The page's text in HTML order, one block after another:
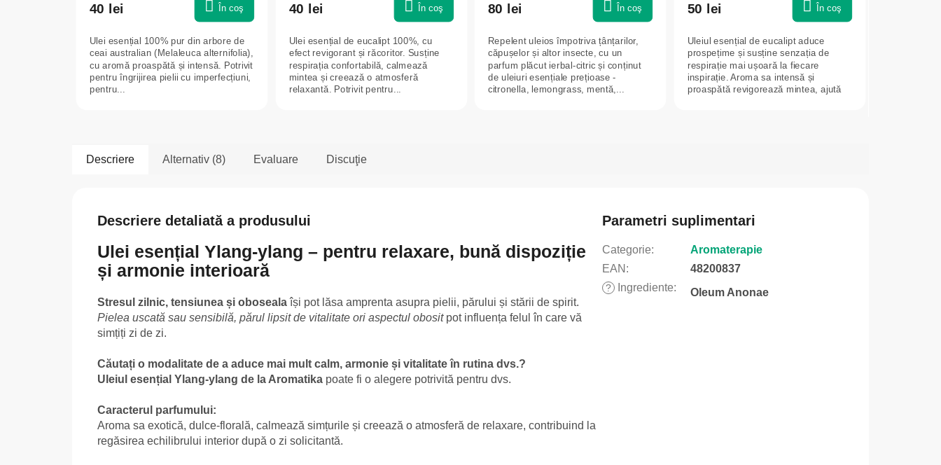
40 lei În coş
Ulei esențial 100% pur din arbore de
ceai australian (Melaleuca alternifolia),
cu aromă proaspătă și intensă. Potrivit
pentru îngrijirea pielii cu imperfecțiuni,
pentru...
40 lei În coş
Ulei esențial de eucalipt 100%, cu
efect revigorant și răcoritor. Susține
respirația confortabilă, calmează
mintea și creează o atmosferă
relaxantă. Potrivit pentru...
80 lei În coş
Repelent uleios împotriva țânțarilor,
căpușelor și altor insecte, cu un
parfum plăcut ierbal-citric și conținut
de uleiuri esențiale prețioase -
citronella, lemongrass, mentă,...
50 lei În coş
Uleiul esențial de eucalipt aduce
prospețime și susține senzația de
respirație mai ușoară la fiecare
inspirație. Aroma sa intensă și
proaspătă revigorează mintea, ajută
Descriere Alternativ (8) Evaluare Discuţie
Descriere detaliată a produsului
Ulei esențial Ylang-ylang – pentru relaxare, bună dispoziție
și armonie interioară
Stresul zilnic, tensiunea și obosealaîși pot lăsa amprenta asupra pielii, părului și stării de spirit.
Pielea uscată sau sensibilă, părul lipsit de vitalitate ori aspectul obositpot influența felul în care vă
simțiți zi de zi.
Căutați o modalitate de a aduce mai mult calm, armonie și vitalitate în rutina dvs.?
Uleiul esențial Ylang-ylang de la Aromatika poate fi o alegere potrivită pentru dvs.
Caracterul parfumului:
Aroma sa exotică, dulce-florală, calmează simțurile și creează o atmosferă de relaxare, contribuind la
regăsirea echilibrului interior după o zi solicitantă.
Parametri suplimentari
Categorie:
Aromaterapie
EAN : 48200837
? Ingrediente: Oleum Anonae